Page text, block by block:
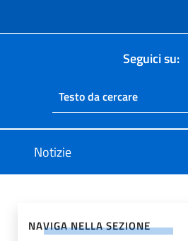
Seguici su:
Ricerca
Cerca nel sito
Notizie
NAVIGA NELLA SEZIONE